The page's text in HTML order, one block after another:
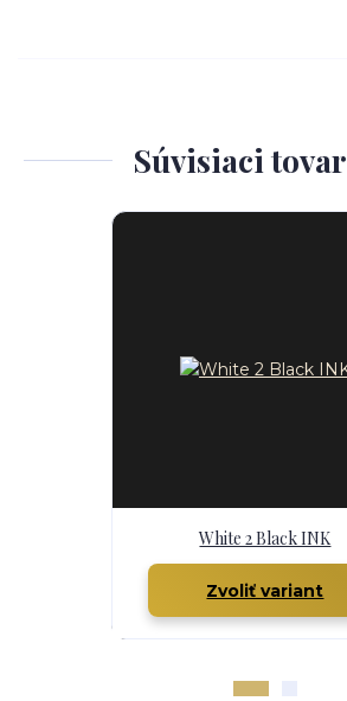
Súvisiaci tovar
White 2 Black INK
Zvoliť variant